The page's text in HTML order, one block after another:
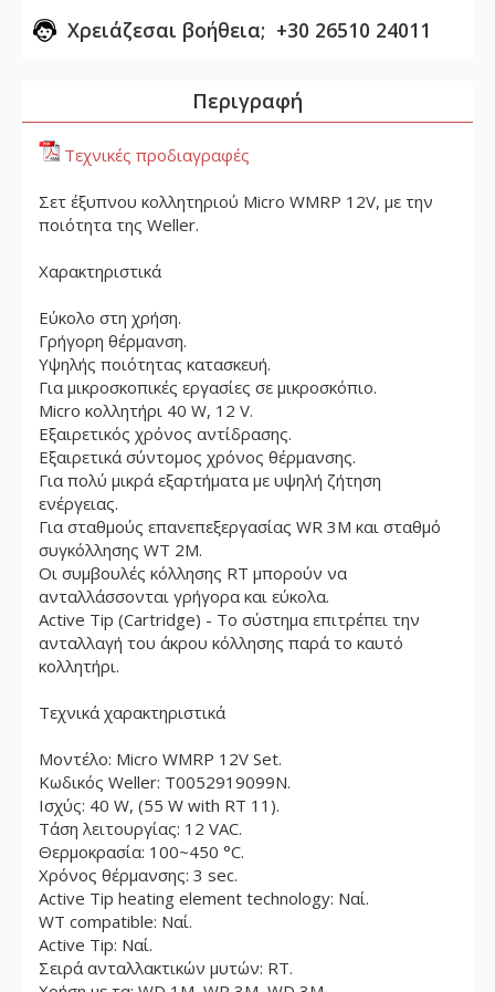
Χρειάζεσαι βοήθεια; +30 26510 24011
Περιγραφή
Τεχνικές προδιαγραφές
Σετ έξυπνου κολλητηριού Micro WMRP 12V, με την
ποιότητα της Weller.
Χαρακτηριστικά
Εύκολο στη χρήση.
Γρήγορη θέρμανση.
Υψηλής ποιότητας κατασκευή.
Για μικροσκοπικές εργασίες σε μικροσκόπιο.
Micro κολλητήρι 40 W, 12 V.
Εξαιρετικός χρόνος αντίδρασης.
Εξαιρετικά σύντομος χρόνος θέρμανσης.
Για πολύ μικρά εξαρτήματα με υψηλή ζήτηση
ενέργειας.
Για σταθμούς επανεπεξεργασίας WR 3M και σταθμό
συγκόλλησης WT 2M.
Οι συμβουλές κόλλησης RT μπορούν να
ανταλλάσσονται γρήγορα και εύκολα.
Active Tip (Cartridge) - Το σύστημα επιτρέπει την
ανταλλαγή του άκρου κόλλησης παρά το καυτό
κολλητήρι.
Τεχνικά χαρακτηριστικά
Μοντέλο: Micro WMRP 12V Set.
Κωδικός Weller: T0052919099N.
Ισχύς: 40 W, (55 W with RT 11).
Τάση λειτουργίας: 12 VAC.
Θερμοκρασία: 100~450 °C.
Χρόνος θέρμανσης: 3 sec.
Active Tip heating element technology: Ναί.
WT compatible: Ναί.
Active Tip: Ναί.
Σειρά ανταλλακτικών μυτών: RT.